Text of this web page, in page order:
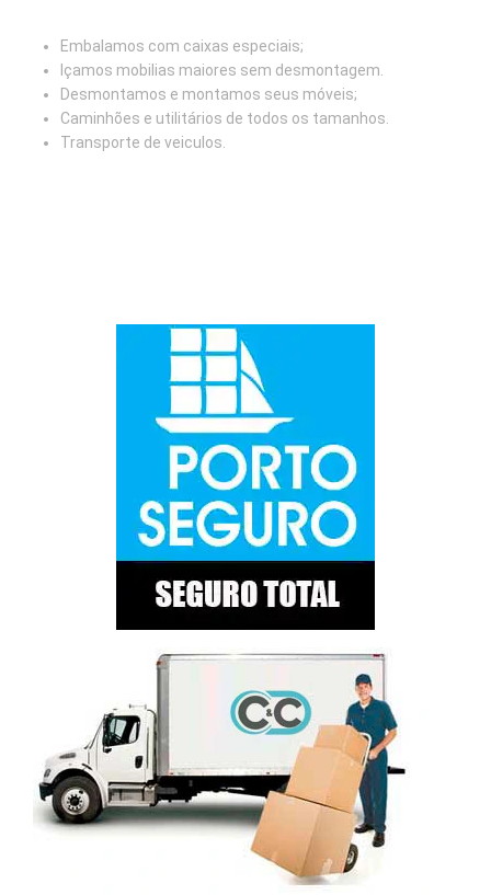
Embalamos com caixas especiais;
Içamos mobilias maiores sem desmontagem.
Desmontamos e montamos seus móveis;
Caminhões e utilitários de todos os tamanhos.
Transporte de veiculos.